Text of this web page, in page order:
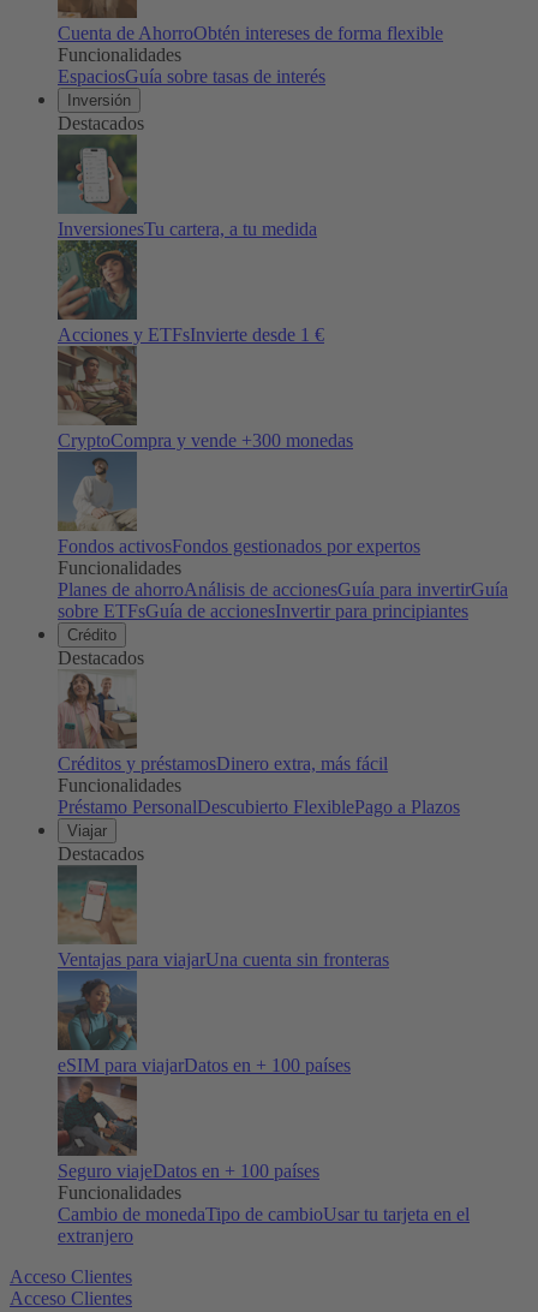
Cuenta de AhorroObtén intereses de forma flexible
Funcionalidades
EspaciosGuía sobre tasas de interés
Inversión
Destacados
InversionesTu cartera, a tu medida
Acciones y ETFsInvierte desde 1 €
CryptoCompra y vende +300 monedas
Fondos activosFondos gestionados por expertos
Funcionalidades
Planes de ahorroAnálisis de accionesGuía para invertirGuía
sobre ETFsGuía de accionesInvertir para principiantes
Crédito
Destacados
Créditos y préstamosDinero extra, más fácil
Funcionalidades
Préstamo PersonalDescubierto FlexiblePago a Plazos
Viajar
Destacados
Ventajas para viajarUna cuenta sin fronteras
eSIM para viajarDatos en + 100 países
Seguro viajeDatos en + 100 países
Funcionalidades
Cambio de monedaTipo de cambioUsar tu tarjeta en el
extranjero
Acceso Clientes
Acceso Clientes